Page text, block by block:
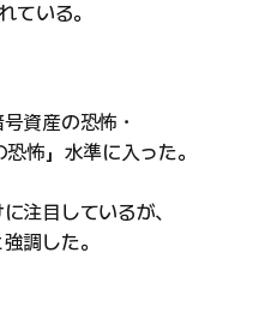
ている。
資産の恐怖・
怖」水準に入った。
注目しているが、
調した。